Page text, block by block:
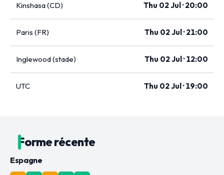
Kinshasa (CD) Thu 02 Jul · 20:00
Paris (FR) Thu 02 Jul · 21:00
Inglewood (stade) Thu 02 Jul · 12:00
UTC Thu 02 Jul · 19:00
Forme récente
Espagne